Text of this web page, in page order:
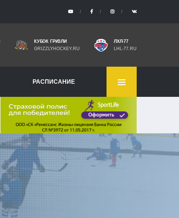
КУБОК ГРИЗЛИ
GRIZZLYHOCKEY.RU
ЛХЛ-77
LHL-77.RU
РАСПИСАНИЕ